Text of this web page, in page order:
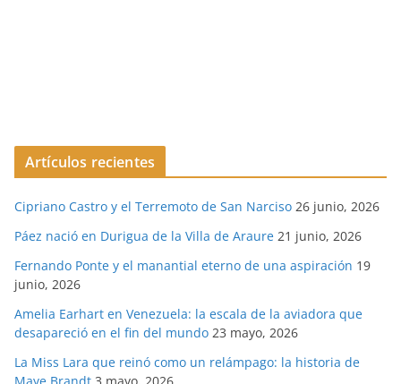
Artículos recientes
Cipriano Castro y el Terremoto de San Narciso 26 junio, 2026
Páez nació en Durigua de la Villa de Araure 21 junio, 2026
Fernando Ponte y el manantial eterno de una aspiración 19
junio, 2026
Amelia Earhart en Venezuela: la escala de la aviadora que
desapareció en el fin del mundo 23 mayo, 2026
La Miss Lara que reinó como un relámpago: la historia de